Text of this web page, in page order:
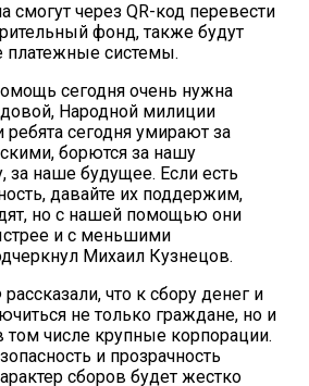
смогут через QR-код перевести
фонд, также будут
платежные системы.
сегодня очень нужна
Народной милиции
сегодня умирают за
борются за нашу
за наше будущее. Если есть
давайте их поддержим,
но с нашей помощью они
и с меньшими
Михаил Кузнецов.
что к сбору денег и
не только граждане, но и
числе крупные корпорации.
и прозрачность
сборов будет жестко